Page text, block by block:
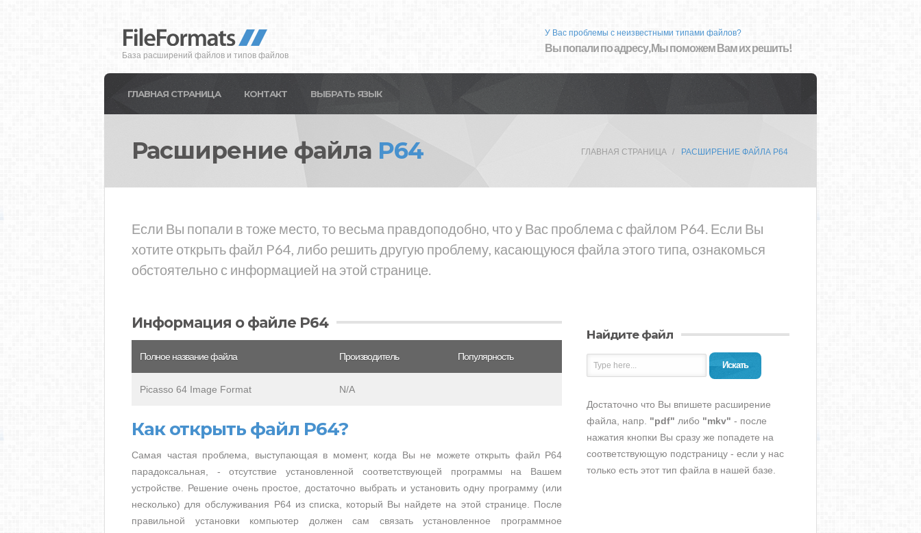
База расширений файлов и типов файлов
У Вас проблемы с неизвестными типами файлов?
Вы попали по адресу, Мы поможем Вам их решить!
ГЛАВНАЯ СТРАНИЦА КОНТАКТ ВЫБРАТЬ ЯЗЫК
Расширение файла P64 ГЛАВНАЯ СТРАНИЦА РАСШИРЕНИЕ ФАЙЛА P64
Если Вы попали в тоже место, то весьма правдоподобно, что у Вас проблема с файлом P64. Если Вы
хотите открыть файл P64, либо решить другую проблему, касающуюся файла этого типа, ознакомься
обстоятельно с информацией на этой странице.
Информация о файле P64
Полное название файла Производитель Популярность
Picasso 64 Image Format N/A
Как открыть файл P64?
Самая частая проблема, выступающая в момент, когда Вы не можете открыть файл P64
парадоксальная, - отсутствие установленной соответствующей программы на Вашем
устройстве. Решение очень простое, достаточно выбрать и установить одну программу (или
несколько) для обслуживания P64 из списка, который Вы найдете на этой странице. После
правильной установки компьютер должен сам связать установленное программное
Найдите файл
Искать
Достаточно что Вы впишете расширение
файла, напр. "pdf" либо "mkv" - после
нажатия кнопки Вы сразу же попадете на
соответствующую подстраницу - если у нас
только есть этот тип файла в нашей базе.